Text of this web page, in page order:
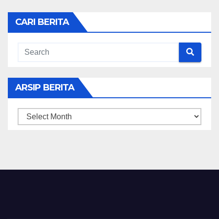
CARI BERITA
ARSIP BERITA
ARSIP